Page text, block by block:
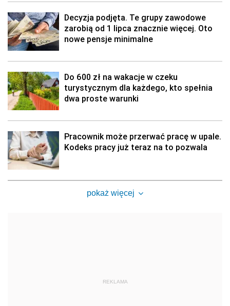
Decyzja podjęta. Te grupy zawodowe
zarobią od 1 lipca znacznie więcej. Oto
nowe pensje minimalne
Do 600 zł na wakacje w czeku
turystycznym dla każdego, kto spełnia
dwa proste warunki
Pracownik może przerwać pracę w upale.
Kodeks pracy już teraz na to pozwala
pokaż więcej
REKLAMA